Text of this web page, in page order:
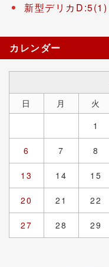
新型デリカD:5(1)
カレンダー
日
月 火
1
6 7 8
13 14 15
20 21 22
27 28 29